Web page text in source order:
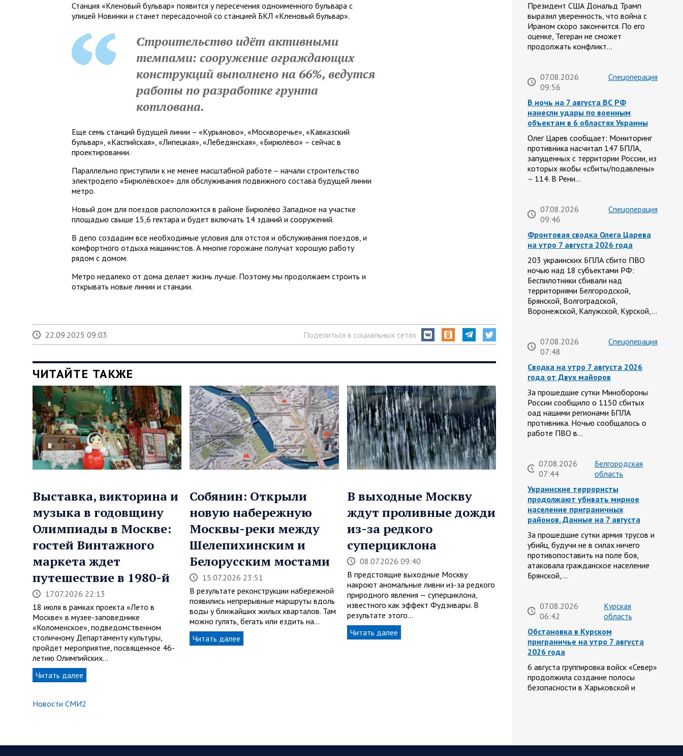
Станция «Кленовый бульвар» появится у пересечения одноименного бульвара с
улицей Новинки и станет пересадочной со станцией БКЛ «Кленовый бульвар».
Строительство идёт активными
темпами: сооружение ограждающих
конструкций выполнено на 66%, ведутся
работы по разработке грунта
котлована.
Еще семь станций будущей линии – «Курьяново», «Москворечье», «Кавказский
бульвар», «Каспийская», «Липецкая», «Лебедянская», «Бирюлёво» – сейчас в
проектировании.
Параллельно приступили к не менее масштабной работе – начали строительство
электродепо «Бирюлёвское» для обслуживания подвижного состава будущей линии
метро.
Новый дом для поездов расположится в районе Бирюлёво Западное на участке
площадью свыше 15,6 гектара и будет включать 14 зданий и сооружений.
В депо создадим все необходимые условия для отстоя и обслуживания поездов, и
комфортного отдыха машинистов. А многие горожане получат хорошую работу
рядом с домом.
Метро недалеко от дома делает жизнь лучше. Поэтому мы продолжаем строить и
открывать новые линии и станции.
22.09.2025 09:03 Поделиться в социальных сетях
ЧИТАЙТЕ ТАКЖЕ
Выставка, викторина и
музыка в годовщину
Олимпиады в Москве:
гостей Винтажного
маркета ждет
путешествие в 1980-й
17.07.2026 22:13
18 июля в рамках проекта «Лето в
Москве» в музее-заповеднике
«Коломенское», подведомственном
столичному Департаменту культуры,
пройдет мероприятие, посвященное 46-
летию Олимпийских…
Читать далее
Собянин: Открыли
новую набережную
Москвы-реки между
Шелепихинским и
Белорусским мостами
15.07.2026 23:51
В результате реконструкции набережной
появились непрерывные маршруты вдоль
воды у ближайших жилых кварталов. Там
можно гулять, бегать или ездить на…
Читать далее
В выходные Москву
ждут проливные дожди
из-за редкого
суперциклона
08.07.2026 09:40
В предстоящие выходные Москву
накроют аномальные ливни из-за редкого
природного явления — суперциклона,
известного как эффект Фудзивары. В
результате этого…
Читать далее
Новости СМИ2
Президент США Дональд Трамп
выразил уверенность, что война с
Ираном скоро закончится. По его
оценке, Тегеран не сможет
продолжать конфликт…
07.08.2026
09:56
Спецоперация
В ночь на 7 августа ВС РФ
нанесли удары по военным
объектам в 6 областях Украины
Олег Царев сообщает: Мониторинг
противника насчитал 147 БПЛА,
запущенных с территории России, из
которых якобы «сбиты/подавлены»
– 114. В Рени…
07.08.2026
09:46
Спецоперация
Фронтовая сводка Олега Царева
на утро 7 августа 2026 года
203 украинских БПЛА сбито ПВО
ночью над 18 субъектами РФ:
Беспилотники сбивали над
территориями Белгородской,
Брянской, Волгоградской,
Воронежской, Калужской, Курской,…
07.08.2026
07:48
Спецоперация
Сводка на утро 7 августа 2026
года от Двух майоров
За прошедшие сутки Минобороны
России сообщило о 1150 сбитых
оад нашими регионами БПЛА
противника. Ночью сообщалось о
работе ПВО в…
07.08.2026
07:44
Белгородская
область
Украинские террористы
продолжают убивать мирное
население приграничных
районов. Данные на 7 августа
За прошедшие сутки армия трусов и
убийц, будучи не в силах ничего
противопоставить на поле боя,
атаковала гражданское население
Брянской,…
07.08.2026
06:42
Курская
область
Обстановка в Курском
приграничье на утро 7 августа
2026 года
6 августа группировка войск «Север»
продолжила создание полосы
безопасности в Харьковской и